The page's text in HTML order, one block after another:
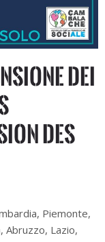
dei
des
Piemonte,
Abruzzo, Lazio,